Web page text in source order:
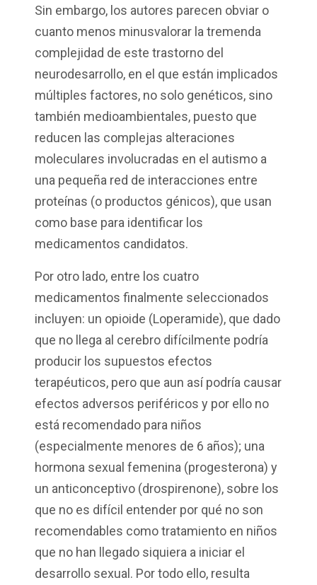
Sin embargo, los autores parecen obviar o
cuanto menos minusvalorar la tremenda
complejidad de este trastorno del
neurodesarrollo, en el que están implicados
múltiples factores, no solo genéticos, sino
también medioambientales, puesto que
reducen las complejas alteraciones
moleculares involucradas en el autismo a
una pequeña red de interacciones entre
proteínas (o productos génicos), que usan
como base para identificar los
medicamentos candidatos.
Por otro lado, entre los cuatro
medicamentos finalmente seleccionados
incluyen: un opioide (Loperamide), que dado
que no llega al cerebro difícilmente podría
producir los supuestos efectos
terapéuticos, pero que aun así podría causar
efectos adversos periféricos y por ello no
está recomendado para niños
(especialmente menores de 6 años); una
hormona sexual femenina (progesterona) y
un anticonceptivo (drospirenone), sobre los
que no es difícil entender por qué no son
recomendables como tratamiento en niños
que no han llegado siquiera a iniciar el
desarrollo sexual. Por todo ello, resulta